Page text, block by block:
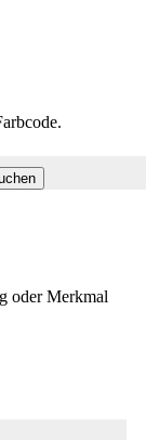
oder Merkmal